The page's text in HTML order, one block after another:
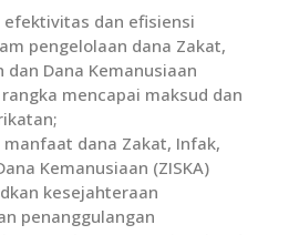
efektivitas dan efisiensi
pengelolaan dana Zakat,
dan Dana Kemanusiaan
rangka mencapai maksud dan
dana Zakat, Infak,
Kemanusiaan (ZISKA)
kesejahteraan
penanggulangan